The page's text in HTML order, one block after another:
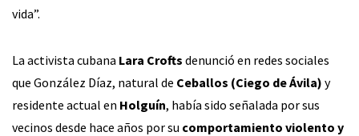
vida”.
La activista cubana Lara Crofts denunció en redes sociales
que González Díaz, natural de Ceballos (Ciego de Ávila) y
residente actual en Holguín, había sido señalada por sus
vecinos desde hace años por su comportamiento violento y